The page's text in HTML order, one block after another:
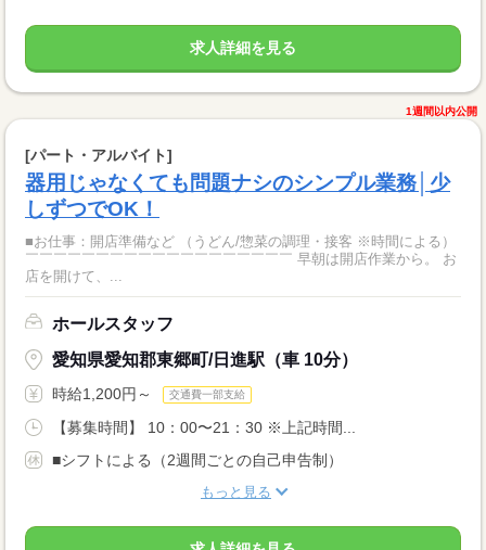
求人詳細を見る
1週間以内公開
[パート・アルバイト]
器用じゃなくても問題ナシのシンプル業務│少
しずつでOK！
■お仕事：開店準備など （うどん/惣菜の調理・接客 ※時間による）
￣￣￣￣￣￣￣￣￣￣￣￣￣￣￣￣￣￣￣ 早朝は開店作業から。 お
店を開けて、...
ホールスタッフ
愛知県愛知郡東郷町/日進駅（車 10分）
時給1,200円～ 交通費一部支給
【募集時間】 10：00〜21：30 ※上記時間...
■シフトによる（2週間ごとの自己申告制）
もっと見る